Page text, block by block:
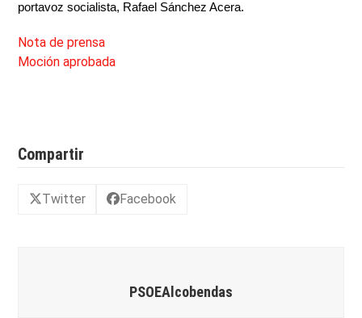
portavoz socialista, Rafael Sánchez Acera.
Nota de prensa
Moción aprobada
Compartir
Twitter Facebook
PSOEAlcobendas